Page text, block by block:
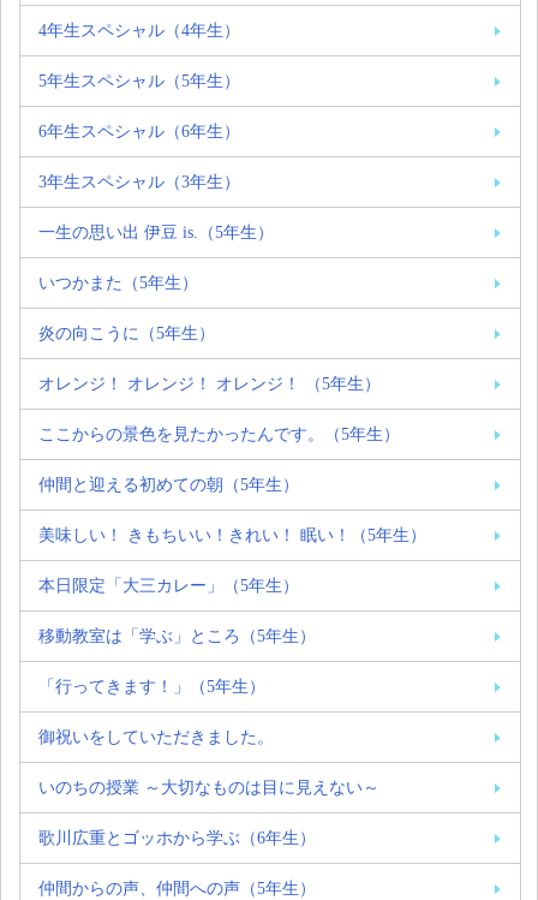
4年生スペシャル（4年生）
5年生スペシャル（5年生）
6年生スペシャル（6年生）
3年生スペシャル（3年生）
一生の思い出 伊豆 is.（5年生）
いつかまた（5年生）
炎の向こうに（5年生）
オレンジ！ オレンジ！ オレンジ！ （5年生）
ここからの景色を見たかったんです。（5年生）
仲間と迎える初めての朝（5年生）
美味しい！ きもちいい！きれい！ 眠い！（5年生）
本日限定「大三カレー」（5年生）
移動教室は「学ぶ」ところ（5年生）
「行ってきます！」（5年生）
御祝いをしていただきました。
いのちの授業 ～大切なものは目に見えない～
歌川広重とゴッホから学ぶ（6年生）
仲間からの声、仲間への声（5年生）